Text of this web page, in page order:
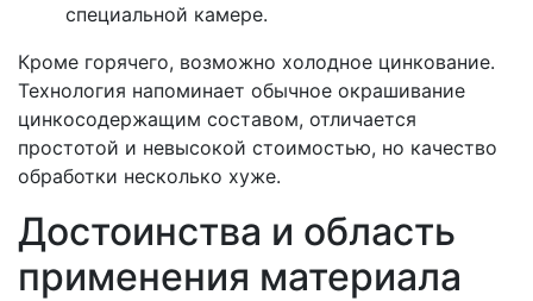
специальной камере.
Кроме горячего, возможно холодное цинкование.
Технология напоминает обычное окрашивание
цинкосодержащим составом, отличается
простотой и невысокой стоимостью, но качество
обработки несколько хуже.
Достоинства и область
применения материала